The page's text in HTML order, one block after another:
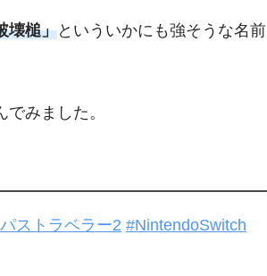
壊槌」といういかにも強そうな名前
みました。
ストラベラー2 #NintendoSwitch